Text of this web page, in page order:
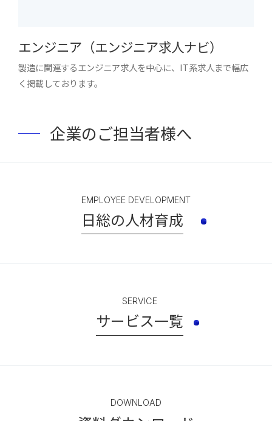
エンジニア（エンジニア求人ナビ）
製造に関連するエンジニア求人を中心に、IT系求人まで幅広
く掲載しております。
企業のご担当者様へ
EMPLOYEE DEVELOPMENT
日総の人材育成
SERVICE
サービス一覧
DOWNLOAD